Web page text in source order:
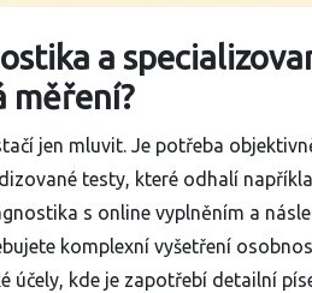
a
měření?
jen mluvit. Je potřeba
testy, které odhalí
s online vyplněním a
komplexní vyšetření
účely, kde je zapotřebí detailní